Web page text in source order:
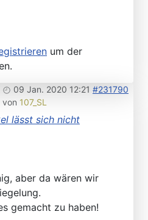
um der
09 Jan. 2020 12:21 #231790
von 107_SL
lässt sich nicht
aber da wären wir
gemacht zu haben!